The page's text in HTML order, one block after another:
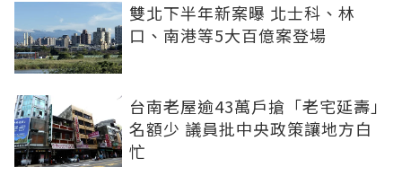
雙北下半年新案曝 北士科、林
口、南港等5大百億案登場
台南老屋逾43萬戶搶「老宅延壽」
名額少 議員批中央政策讓地方白
忙